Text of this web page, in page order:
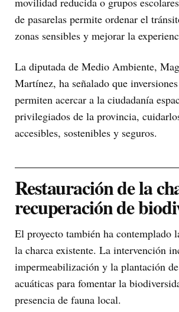
de pasarelas permite ordenar el
zonas sensibles y mejorar la
La diputada de Medio Ambiente,
Martínez, ha señalado que
permiten acercar a la ciudadanía
privilegiados de la provincia,
accesibles, sostenibles y seguros.
Restauración de la
recuperación de
El proyecto también ha contemplado
la charca existente. La intervención
impermeabilización y la plantación
acuáticas para fomentar la
presencia de fauna local.